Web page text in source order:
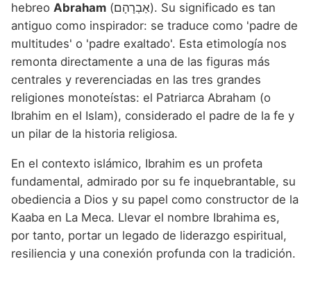
Nombres de niño que empiezan por Y
Nombres de niño que empiezan por Z
hebreo Abraham (אַבְרָהָם). Su significado es tan
antiguo como inspirador: se traduce como 'padre de
multitudes' o 'padre exaltado'. Esta etimología nos
remonta directamente a una de las figuras más
centrales y reverenciadas en las tres grandes
religiones monoteístas: el Patriarca Abraham (o
Ibrahim en el Islam), considerado el padre de la fe y
un pilar de la historia religiosa.
En el contexto islámico, Ibrahim es un profeta
fundamental, admirado por su fe inquebrantable, su
obediencia a Dios y su papel como constructor de la
Kaaba en La Meca. Llevar el nombre Ibrahima es,
por tanto, portar un legado de liderazgo espiritual,
resiliencia y una conexión profunda con la tradición.